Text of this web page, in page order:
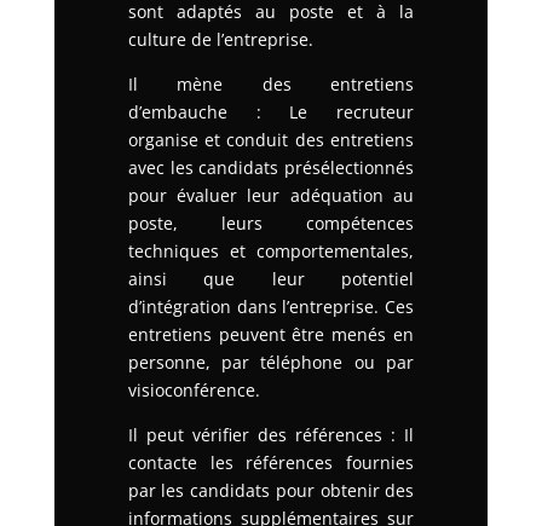
sont adaptés au poste et à la
culture de l’entreprise.
Il mène des entretiens
d’embauche : Le recruteur
organise et conduit des entretiens
avec les candidats présélectionnés
pour évaluer leur adéquation au
poste, leurs compétences
techniques et comportementales,
ainsi que leur potentiel
d’intégration dans l’entreprise.Ces
entretiens peuvent être menés en
personne, par téléphone ou par
visioconférence.
Il peut vérifier des références : Il
contacte les références fournies
par les candidats pour obtenir des
informations supplémentaires sur